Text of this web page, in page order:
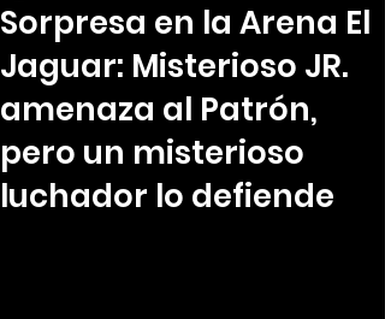
Sorpresa en la Arena El
Jaguar: Misterioso JR.
amenaza al Patrón,
pero un misterioso
luchador lo defiende